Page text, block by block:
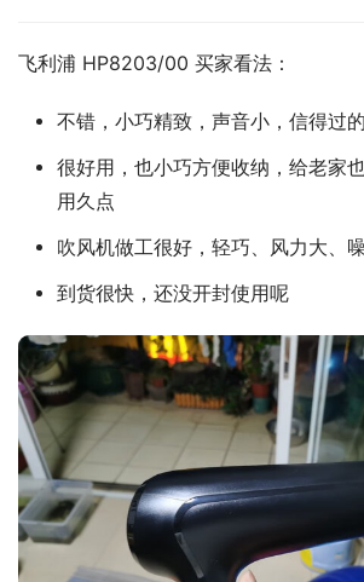
飞利浦 HP8203/00 买家看法：
不错，小巧精致，声音小，信得过的
很好用，也小巧方便收纳，给老家
用久点
吹风机做工很好，轻巧、风力大、噪
到货很快，还没开封使用呢